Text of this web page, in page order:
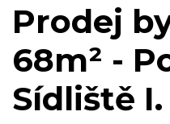
Prodej
68m² -
Sídliště I.